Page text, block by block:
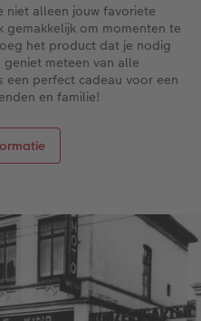
niet alleen jouw favoriete
om momenten te
het product dat je nodig
meteen van alle
perfect cadeau voor een
en familie!